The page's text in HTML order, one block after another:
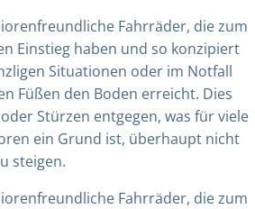
Fahrräder, die zum
Einstieg haben und so konzipiert
Situationen oder im Notfall
Füßen den Boden erreicht. Dies
Stürzen entgegen, was für viele
ein Grund ist, überhaupt nicht
steigen.
Fahrräder, die zum